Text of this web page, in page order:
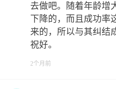
去做吧。随着年龄增
下降的，而且成功率
来的，所以与其纠结
祝好。
2个月前